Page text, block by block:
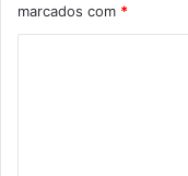
marcados com *